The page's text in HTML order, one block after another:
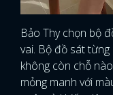
Bảo Thy chọn bộ
vai. Bộ đồ sát từng
không còn chỗ
mỏng manh với